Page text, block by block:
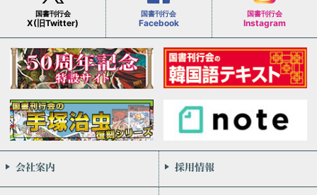
国書刊行会
X(旧Twitter)
国書刊行会
Facebook
国書刊行会
Instagram
会社案内